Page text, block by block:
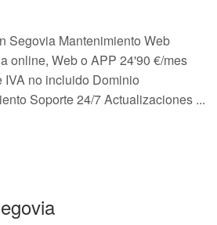
Segovia Mantenimiento Web
online, Web o APP 24'90 €/mes
no incluido Dominio
Soporte 24/7 Actualizaciones ...